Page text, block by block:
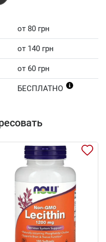
от 80 грн
от 140 грн
от 60 грн
БЕСПЛАТНО